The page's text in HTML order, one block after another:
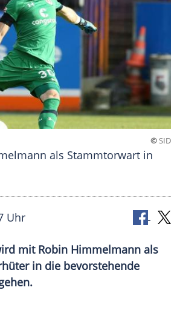
©SID
als Stammtorwart in
Uhr
mit Robin Himmelmann als
in die bevorstehende